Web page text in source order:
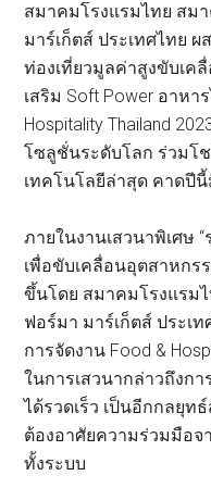
สมาคมโรงแรมไทย สม
มาร์เก็ตส์ ประเทศไทย
ท่องเที่ยวมูลค่าสูงขับเคลื่
เสริม Soft Power อาห
Hospitality Thailand
โซลูชั่นระดับโลก ร่วม
เทคโนโลยีล่าสุด คาดปี
ภายในงานเสวนาพิเศษ
เพื่อขับเคลื่อนอุตสาหกร
ขึ้นโดย สมาคมโรงแรม
ฟอร์มา มาร์เก็ตส์ ประเ
การจัดงาน Food &
ในการเสวนากล่าวถึงก
ได้รวดเร็ว เป็นอีกกลยุท
ต้องอาศัยความร่วมมือจ
ทั้งระบบ